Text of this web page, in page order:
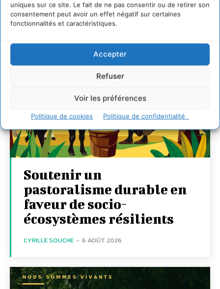
uniques sur ce site. Le fait de ne pas consentir ou de retirer son
consentement peut avoir un effet négatif sur certaines
fonctionnalités et caractéristiques.
Accepter
Refuser
Voir les préférences
Politique de cookies Politique de confidentialité
Soutenir un
pastoralisme durable en
faveur de socio-
écosystèmes résilients
CYRILLE SOUCHE - 6 AOÛT 2026